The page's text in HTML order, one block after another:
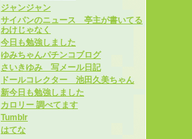
ジャンジャン
サイパンのニュース 亭主が書いてる
わけじゃなく
今日も勉強しました
ゆみちゃんパチンコブログ
さいきゆみ 写メール日記
ドールコレクター 池田久美ちゃん
新今日も勉強しました
カロリー 調べてます
Tumblr
はてな